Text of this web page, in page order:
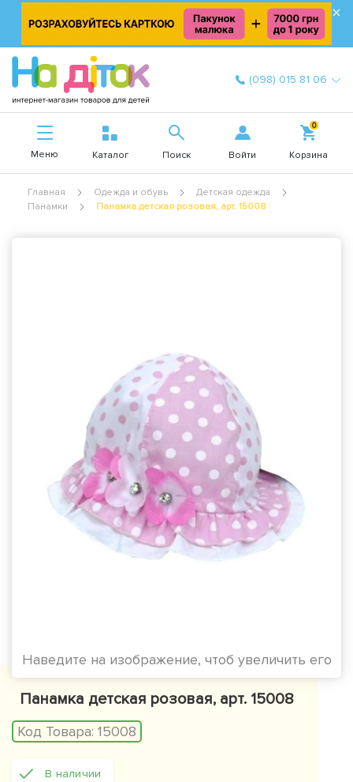
×
(098) 015 81 06
Меню Каталог Поиск Войти
0
Корзина
Главная Одежда и обувь
Детская одежда
Панамки
Панамка детская розовая, арт. 15008
Наведите на изображение, чтоб увеличить его
Панамка детская розовая, арт. 15008
Код Товара: 15008
В наличии